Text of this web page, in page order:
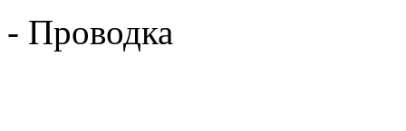
- Проводка